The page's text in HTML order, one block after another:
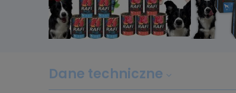
Dane techniczne